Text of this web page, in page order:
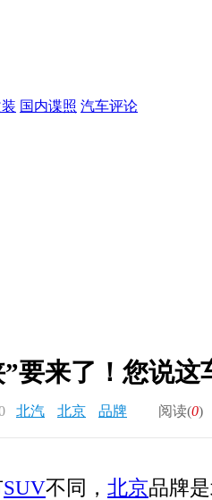
国内谍照 汽车评论
要来了！您说这
北汽 北京 品牌 阅读(0)
SUV不同， 北京品牌